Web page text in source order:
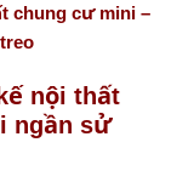
chung cư mini –
nội thất
ngần sử